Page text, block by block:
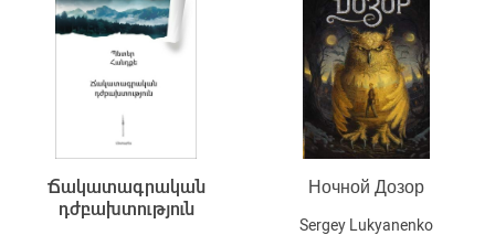
Ճակատագրական
դժբախտություն
Ночной Дозор
Sergey Lukyanenko